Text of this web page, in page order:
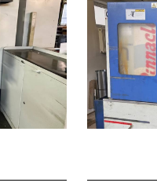
van) x
mm
Diametrul
Numărul de
magazia de
Puterea
principal
Greutatea
piesei de lucru
Geutatea
Dimensiunile
mm
mm
/min.
kW
An fabricație:
Sistem de
Sistem de
Suprafața
mesei
Deplasarea
Deplasarea
Deplasarea pe
Viteza axului
Numărul
Conicitatea